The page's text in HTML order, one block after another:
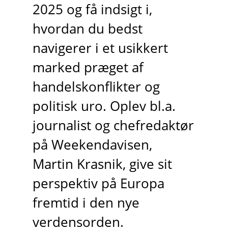
2025 og få indsigt i,
hvordan du bedst
navigerer i et usikkert
marked præget af
handelskonflikter og
politisk uro. Oplev bl.a.
journalist og chefredaktør
på Weekendavisen,
Martin Krasnik, give sit
perspektiv på Europa
fremtid i den nye
verdensorden.